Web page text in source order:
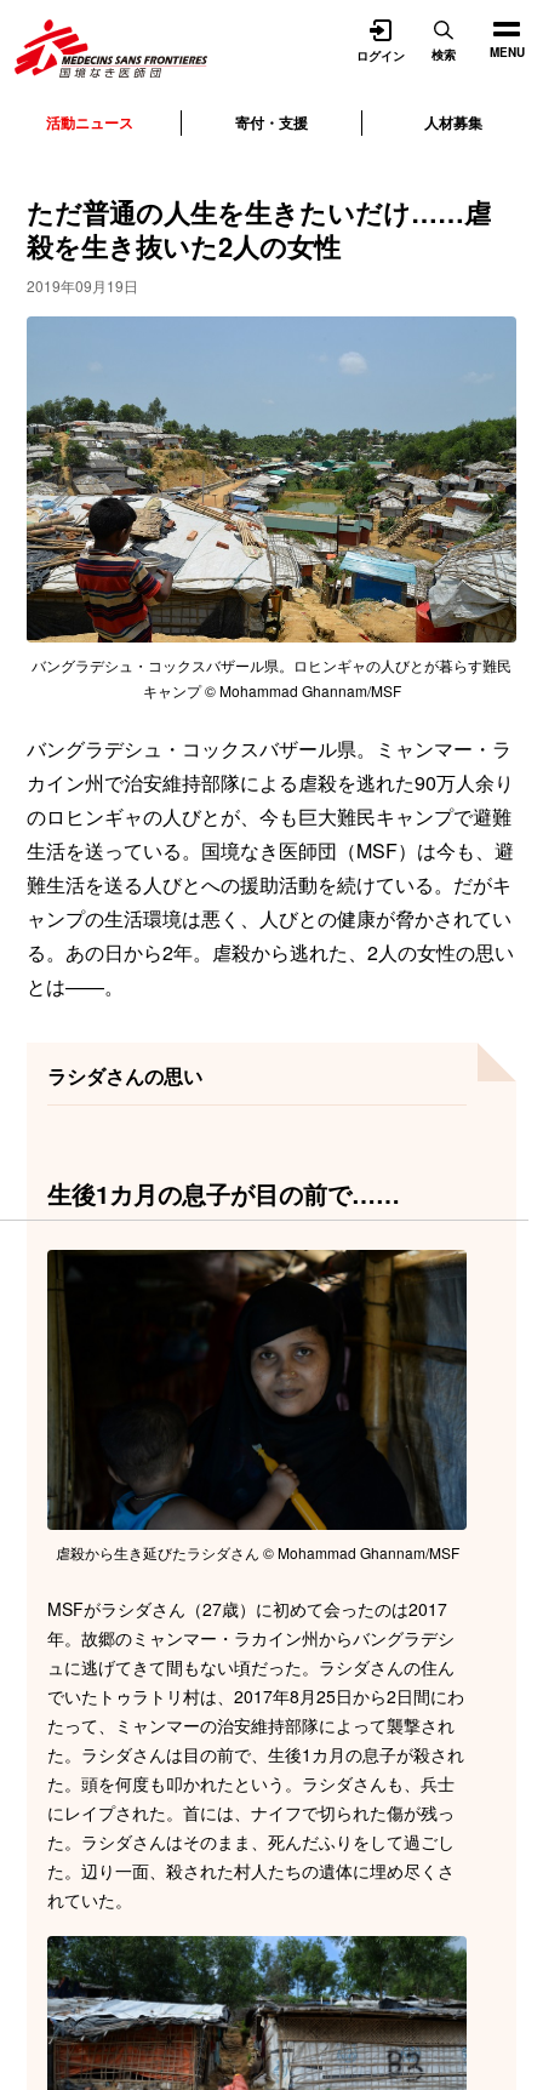
MENU
活動ニュース 寄付・支援 人材募集
ログイン 検索
ただ普通の人生を生きたいだけ……虐
殺を生き抜いた2人の女性
2019年09月19日
バングラデシュ・コックスバザール県。ロヒンギャの人びとが暮らす難民
キャンプ © Mohammad Ghannam/MSF
バングラデシュ・コックスバザール県。ミャンマー・ラ
カイン州で治安維持部隊による虐殺を逃れた90万人余り
のロヒンギャの人びとが、今も巨大難民キャンプで避難
生活を送っている。国境なき医師団（MSF）は今も、避
難生活を送る人びとへの援助活動を続けている。だがキ
ャンプの生活環境は悪く、人びとの健康が脅かされてい
る。あの日から2年。虐殺から逃れた、2人の女性の思い
とは——。
ラシダさんの思い
生後1カ月の息子が目の前で……
虐殺から生き延びたラシダさん © Mohammad Ghannam/MSF
MSFがラシダさん（27歳）に初めて会ったのは2017
年。故郷のミャンマー・ラカイン州からバングラデシ
ュに逃げてきて間もない頃だった。ラシダさんの住ん
でいたトゥラトリ村は、2017年8月25日から2日間にわ
たって、ミャンマーの治安維持部隊によって襲撃され
た。ラシダさんは目の前で、生後1カ月の息子が殺され
た。頭を何度も叩かれたという。ラシダさんも、兵士
にレイプされた。首には、ナイフで切られた傷が残っ
た。ラシダさんはそのまま、死んだふりをして過ごし
た。辺り一面、殺された村人たちの遺体に埋め尽くさ
れていた。